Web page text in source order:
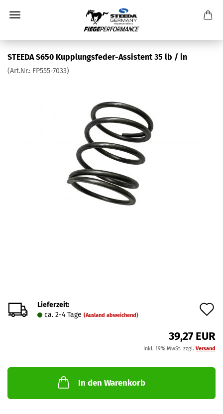
STEEDA S650 Kupplungsfeder-Assistent 35 lb / in
(Art.Nr.: FP555-7033)
Lieferzeit:
ca. 2-4 Tage (Ausland abweichend)
39,27 EUR
inkl. 19% MwSt. zzgl. Versand
In den Warenkorb